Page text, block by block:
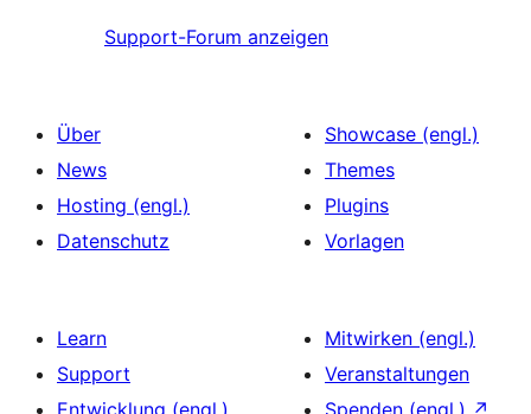
Support-Forum anzeigen
Über
News
Hosting (engl.)
Datenschutz
Showcase (engl.)
Themes
Plugins
Vorlagen
Learn
Support
Mitwirken (engl.)
Veranstaltungen